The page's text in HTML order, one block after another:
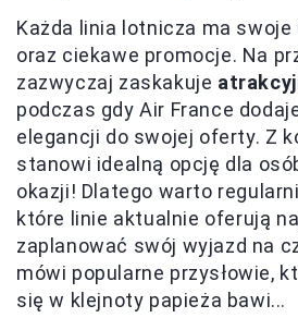
Każda linia lotnicza ma
oraz ciekawe promocje. Na
zazwyczaj zaskakuje
podczas gdy Air France
elegancji do swojej oferty. Z
stanowi idealną opcję dla
okazji! Dlatego warto
które linie aktualnie oferują
zaplanować swój wyjazd na
mówi popularne przysłowie,
się w klejnoty papieża bawi...